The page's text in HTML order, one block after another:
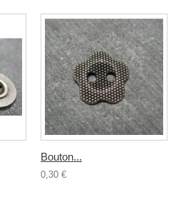
Bouton...
0,30 €